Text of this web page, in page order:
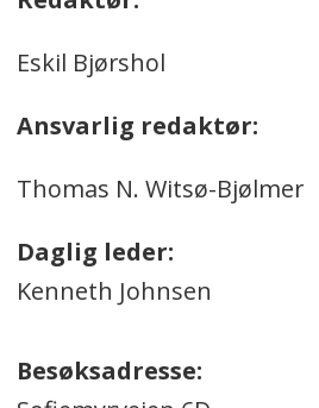
Eskil Bjørshol
Ansvarlig redaktør:
Thomas N. Witsø-Bjølmer
Daglig leder:
Kenneth Johnsen
Besøksadresse: